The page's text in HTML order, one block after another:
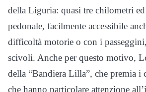
della Liguria: quasi tre chilometri
pedonale, facilmente accessibile
difficoltà motorie o con i
scivoli. Anche per questo motivo,
della “Bandiera Lilla”, che premia i
che hanno particolare attenzione